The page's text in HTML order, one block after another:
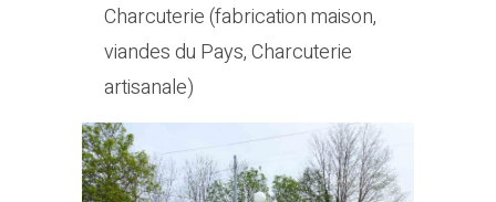
Charcuterie (fabrication maison,
viandes du Pays, Charcuterie
artisanale)